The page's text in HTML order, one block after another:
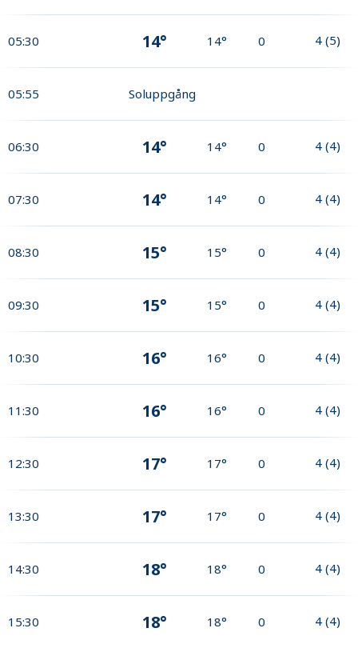
05:30 14° 14° 0 4 (5)
05:55 Soluppgång
06:30 14° 14° 0 4 (4)
07:30 14° 14° 0 4 (4)
08:30 15° 15° 0 4 (4)
09:30 15° 15° 0 4 (4)
10:30 16° 16° 0 4 (4)
11:30 16° 16° 0 4 (4)
12:30 17° 17° 0 4 (4)
13:30 17° 17° 0 4 (4)
14:30 18° 18° 0 4 (4)
15:30 18° 18° 0 4 (4)